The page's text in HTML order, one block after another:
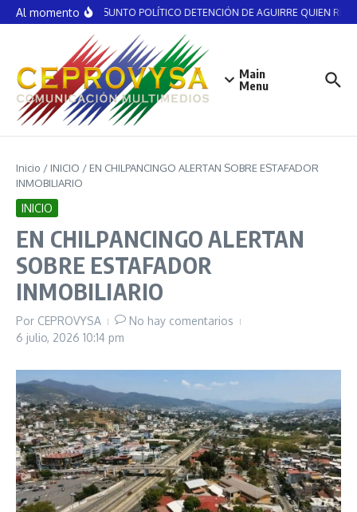
Saltar al contenido
Al momentoNO ES ASUNTO POLÍTICO DETENCIÓN DE AGUIRRE QUIEN
Main
Menu
Inicio / INICIO / EN CHILPANCINGO ALERTAN SOBRE ESTAFADOR
INMOBILIARIO
INICIO
EN CHILPANCINGO ALERTAN
SOBRE ESTAFADOR
INMOBILIARIO
Por CEPROVYSA
No hay comentarios
6 julio, 2026 10:14 pm